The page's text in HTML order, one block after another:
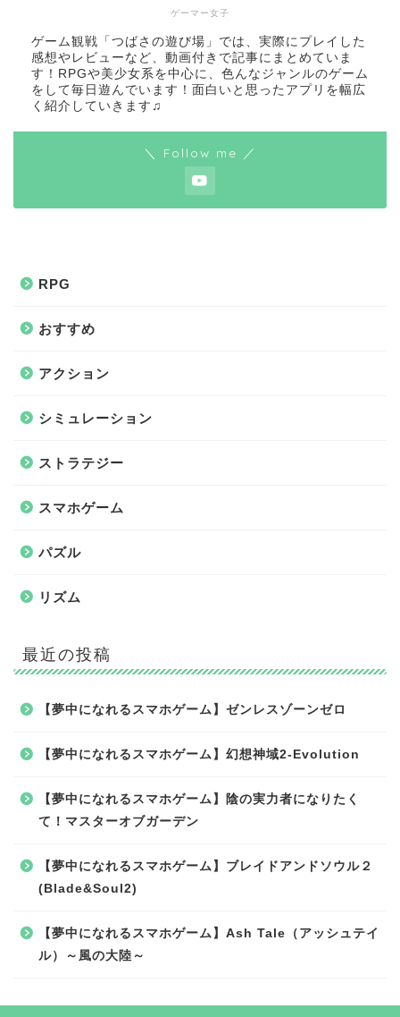
ゲーマー女子
ゲーム観戦「つばさの遊び場」では、実際にプレイした
感想やレビューなど、動画付きで記事にまとめていま
す！RPGや美少女系を中心に、色んなジャンルのゲーム
をして毎日遊んでいます！面白いと思ったアプリを幅広
く紹介していきます♫
＼ Follow me ／
RPG
おすすめ
アクション
シミュレーション
ストラテジー
スマホゲーム
パズル
リズム
最近の投稿
【夢中になれるスマホゲーム】ゼンレスゾーンゼロ
【夢中になれるスマホゲーム】幻想神域2-Evolution
【夢中になれるスマホゲーム】陰の実力者になりたく
て！マスターオブガーデン
【夢中になれるスマホゲーム】ブレイドアンドソウル２
(Blade&Soul2)
【夢中になれるスマホゲーム】Ash Tale（アッシュテイ
ル）～風の大陸～